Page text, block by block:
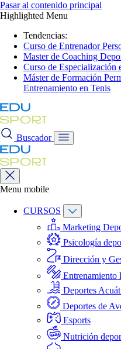
Pasar al contenido principal
Highlighted Menu
Tendencias:
Curso de Entrenador
Master de Coaching
Curso de Especialización
Máster de Formación
Entrenamiento en Tenis
Buscador
Menu mobile
CURSOS
Marketing
Psicología
Dirección y
Entrenamiento
Deportes
Deportes de
Esports
Nutrición